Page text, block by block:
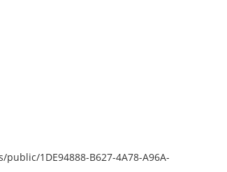
1DE94888-B627-4A78-A96A-